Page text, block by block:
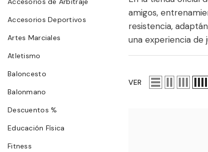
Accesorios Deportivos
Artes Marciales
Atletismo
Baloncesto
Balonmano
Descuentos %
Educación Física
Fitness
amigos,
resistencia,
una experiencia de
VER